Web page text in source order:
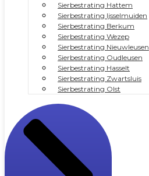
Sierbestrating Hattem
Sierbestrating Ijsselmuiden
Sierbestrating Berkum
Sierbestrating Wezep
Sierbestrating Nieuwleusen
Sierbestrating Oudleusen
Sierbestrating Hasselt
Sierbestrating Zwartsluis
Sierbestrating Olst